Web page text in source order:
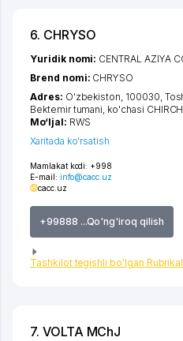
6. CHRYSO
Mamlakat kodi: +998
E-mail: info@cacc.uz
cacc.uz
+99888 ...Qo'ng'iroq qilish
Tashkilot tegishli bo'lgan
Yuridik nomi: CENTRAL AZIYA
Brend nomi: CHRYSO
Adres: O'zbekiston, 100030,
Bektemir tumani, ko'chasi
Mo‘ljal: RWS
Xaritada ko'rsatish
7. VOLTA MChJ